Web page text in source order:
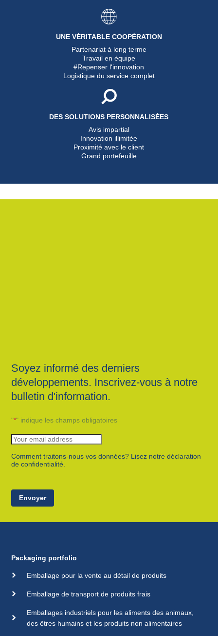
UNE VÉRITABLE COOPÉRATION
Partenariat à long terme
Travail en équipe
#Repenser l'innovation
Logistique du service complet
DES SOLUTIONS PERSONNALISÉES
Avis impartial
Innovation illimitée
Proximité avec le client
Grand portefeuille
Soyez informé des derniers
développements. Inscrivez-vous à notre
bulletin d'information.
"*" indique les champs obligatoires
Comment traitons-nous vos données? Lisez notre déclaration
de confidentialité.
Envoyer
Packaging portfolio
Emballage pour la vente au détail de produits
Emballage de transport de produits frais
Emballages industriels pour les aliments des animaux,
des êtres humains et les produits non alimentaires